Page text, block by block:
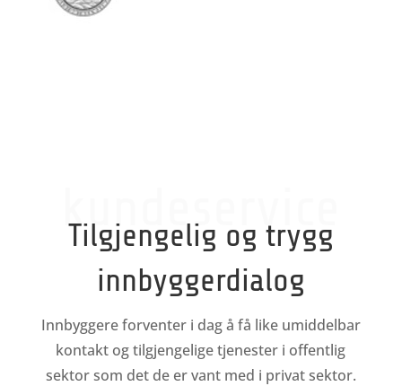
kundeservice
Tilgjengelig og trygg
innbyggerdialog
Innbyggere forventer i dag å få like umiddelbar
kontakt og tilgjengelige tjenester i offentlig
sektor som det de er vant med i privat sektor.